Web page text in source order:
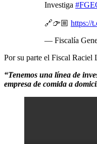
Investiga
🔗👉🏼 https://
— Fiscalía
Por su parte el Fiscal Raciel
“Tenemos una línea de
empresa de comida a